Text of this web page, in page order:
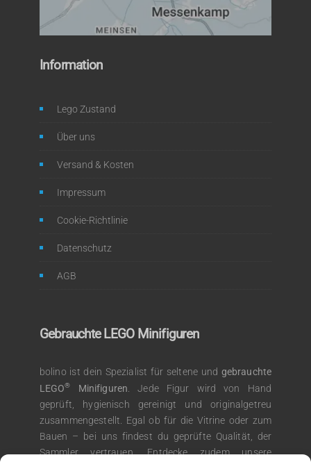
Information
Lego Zustand
Über uns
Versand & Kosten
Impressum
Cookie-Richtlinie
Datenschutz
AGB
Gebrauchte LEGO Minifiguren
bolino ist dein Spezialist für seltene und gebrauchte
LEGO® Minifiguren. Jede Figur wird von Hand
geprüft, hygienisch gereinigt und originalgetreu
zusammengestellt. Egal ob für die Vitrine oder zum
Bauen – bei uns findest du geprüfte Qualität, der
Sammler vertrauen. Entdecke zudem unsere